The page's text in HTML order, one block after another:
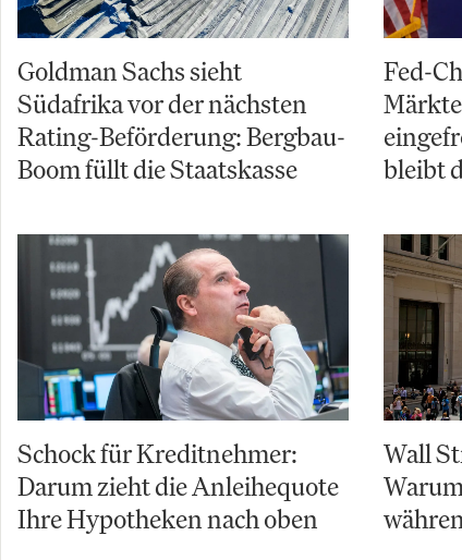
Goldman Sachs sieht
Südafrika vor der nächsten
Rating-Beförderung: Bergbau-
Boom füllt die Staatskasse
Fed-
bleibt
Schock für Kreditnehmer:
Darum zieht die Anleihequote
Ihre Hypotheken nach oben
Wall